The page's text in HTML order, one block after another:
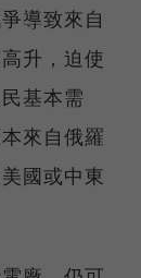
導致來自
升，迫使
基本需
來自俄羅
國或中東